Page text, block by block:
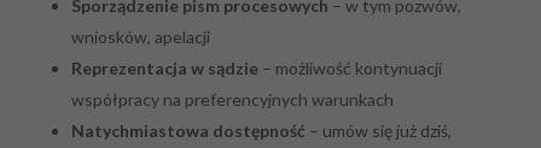
Sporządzenie pism procesowych – w tym pozwów,
wniosków, apelacji
Reprezentacja w sądzie– możliwość kontynuacji
współpracy na preferencyjnych warunkach
Natychmiastowa dostępność – umów się już dziś,